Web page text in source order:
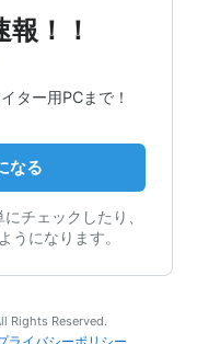
！！
ター用PCまで！
なる
チェックしたり、
うになります。
Rights Reserved.